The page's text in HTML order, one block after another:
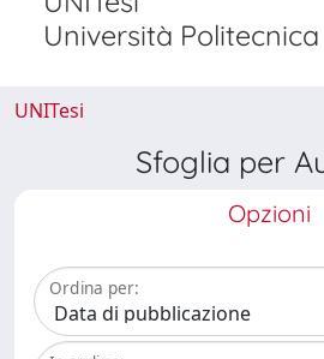
Università
UNITesi
Sfoglia per
Opzioni
Ordina per: